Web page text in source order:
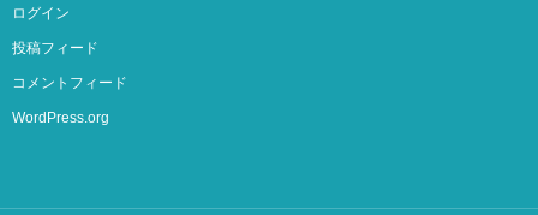
ログイン
投稿フィード
コメントフィード
WordPress.org